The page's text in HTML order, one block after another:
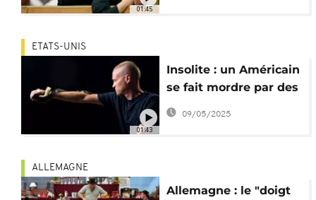
01:45
01:43
ETATS-UNIS
Insolite : un Américain
se fait mordre par des
serpents pour la
09/05/2025
ALLEMAGNE
Allemagne : le "doigt